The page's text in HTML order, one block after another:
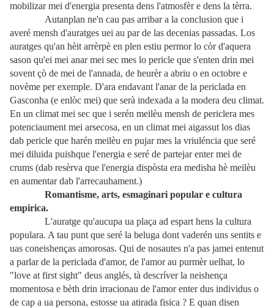
mobilizar mei d'energia presenta dens l'atmosfèr e dens la tèrra.
Autanplan ne'n cau pas arribar a la conclusion que i
averé mensh d'auratges uei au par de las decenias passadas. Los
auratges qu'an hèit arrèrpè en plen estiu permor lo còr d'aquera
sason qu'ei mei anar mei sec mes lo pericle que s'enten drin mei
sovent çò de mei de l'annada, de heurèr a abriu o en octobre e
novème per exemple. D'ara endavant l'anar de la periclada en
Gasconha (e enlòc mei) que serà indexada a la modera deu climat.
En un climat mei sec que i serén meilèu mensh de periclera mes
potenciaument mei arsecosa, en un climat mei aigassut los dias
dab pericle que harén meilèu en pujar mes la vriuléncia que seré
mei diluida puishque l'energia e seré de partejar enter mei de
crums (dab resèrva que l'energia dispòsta era medisha hè meilèu
en aumentar dab l'arrecauhament.)
Romantisme, arts, esmaginari popular e cultura
empirica.
L'auratge qu'aucupa ua plaça ad espart hens la cultura
populara. A tau punt que seré la beluga dont vaderén uns sentits e
uas coneishenças amorosas. Qui de nosautes n'a pas jamei entenut
a parlar de la periclada d'amor, de l'amor au purmèr uelhat, lo
"love at first sight" deus anglés, tà descríver la neishença
momentosa e bèth drin irracionau de l'amor enter dus individus o
de cap a ua persona, estosse ua atirada fisica ? E quan disen